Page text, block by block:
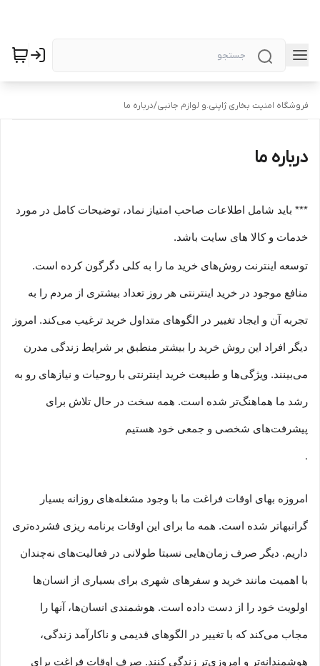
فروشگاه امنیت بخاری ژاپنی.و لوازم جانبی/درباره ما
درباره ما
*** باید شامل اطلاعات صاحب امتیاز نماد، توضیحات کامل در مورد
خدمات و کالا های سایت باشد.
توسعه اینترنت روش‌های خرید ما را به کلی دگرگون کرده است.
منافع موجود در خرید اینترنتی هر روز تعداد بیشتری از مردم را به
تجربه آن و ایجاد تغییر در الگوهای متداول خرید ترغیب می‏‌کند. امروز
دیگر افراد این روش خرید را بیشتر منطبق بر شرایط زندگی مدرن
می‏‏‏‌بینند. ویژگی‏‏‏‌ها و طبیعت خرید اینترنتی با روحیات و نیازهای رو به
رشد ما هماهنگ‏‏‌تر شده است. همه سخت در حال تلاش برای
پیشرفت‏‏‌های شخصی و جمعی خود هستیم
.
امروزه بهای اوقات فراغت ما با وجود مشغله‏‌های روزانه بسیار
گرانبها‌تر شده است. همه ما برای این اوقات برنامه ریزی فشرده‏‌تری
داریم. دیگر صرف زمان‌هایی نسبتا طولانی در فعالیت‏‌های نه‌چندان
با اهمیت مانند خرید و سفرهای شهری برای بسیاری از انسان‌ها
اولویت خود را از دست داده است. هوشمندی انسان‌ها، آنها را
مجاب می‏‌کند که با تغییر در الگوهای قدیمی و نا‏کارآمد زندگی،
هوشمندانه‏‌تر و امروزی‏‌تر زندگی کنند. صرف اوقات فراغت برای